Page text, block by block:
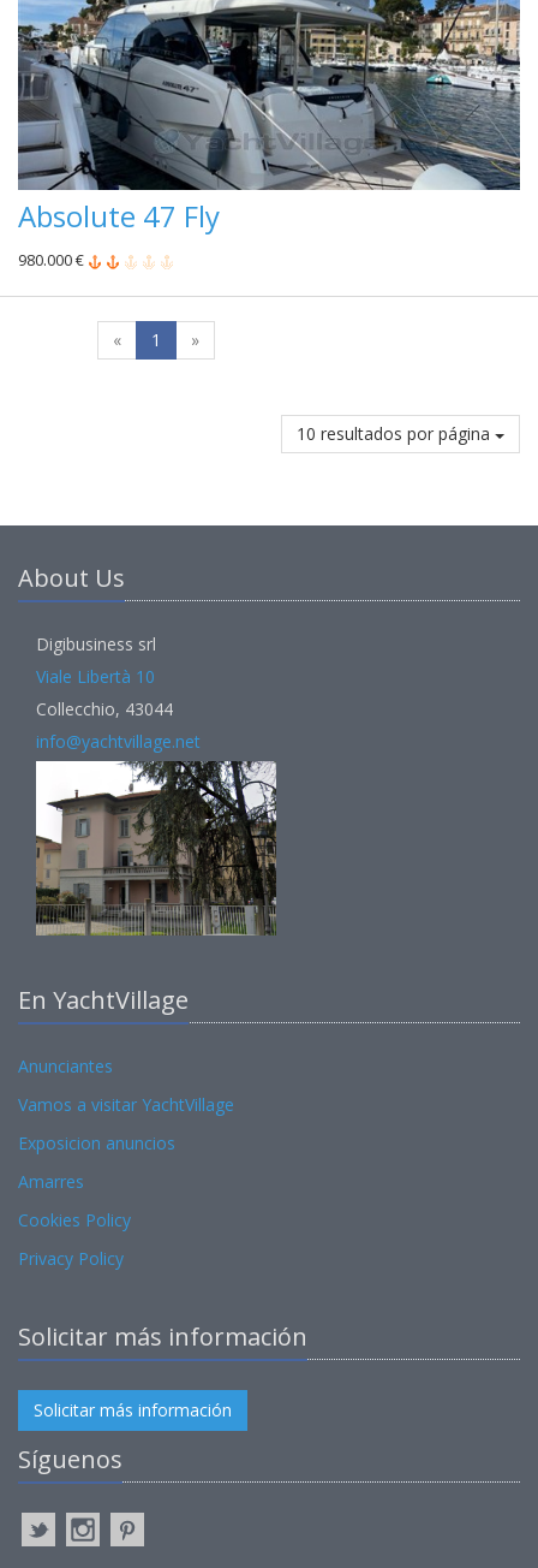
Absolute 47 Fly
980.000 €
« 1 »
10 resultados por página
About Us
Digibusiness srl
Viale Libertà 10
Collecchio, 43044
info@yachtvillage.net
En YachtVillage
Anunciantes
Vamos a visitar YachtVillage
Exposicion anuncios
Amarres
Cookies Policy
Privacy Policy
Solicitar más información
Solicitar más información
Síguenos